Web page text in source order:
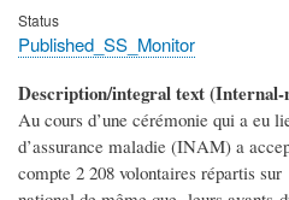
Status
Published_SS_Monitor
Description/integral text
Au cours d’une cérémonie qui a eu
d’assurance maladie (INAM) a
compte 2 208 volontaires répartis